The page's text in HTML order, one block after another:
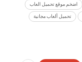
اضخم موقع تحميل العاب
تحميل ألعاب مجانية